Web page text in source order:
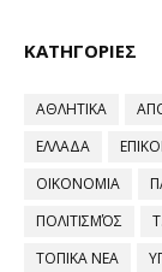
ΚΑΤΗΓΟΡΙΕΣ
ΑΘΛΗΤΙΚΑ
ΕΛΛΑΔΑ
ΟΙΚΟΝΟΜΙΑ
ΠΟΛΙΤΙΣΜΌΣ
ΤΟΠΙΚΑ ΝΕΑ